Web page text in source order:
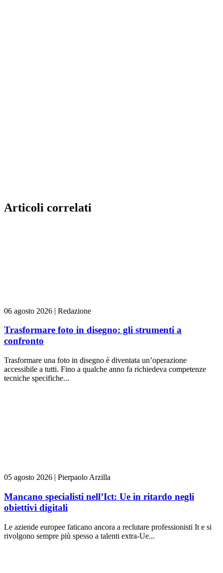
Articoli correlati
06 agosto 2026 | Redazione
Trasformare foto in disegno: gli strumenti a
confronto
Trasformare una foto in disegno è diventata un’operazione
accessibile a tutti. Fino a qualche anno fa richiedeva competenze
tecniche specifiche...
05 agosto 2026 | Pierpaolo Arzilla
Mancano specialisti nell’Ict: Ue in ritardo negli
obiettivi digitali
Le aziende europee faticano ancora a reclutare professionisti It e si
rivolgono sempre più spesso a talenti extra-Ue...